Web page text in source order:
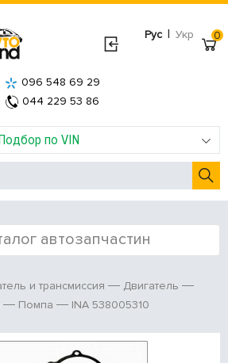
Рус | Укр
по VIN
096 548 69 29
044 229 53 86
0
автозапчастин
и трансмиссия
Двигатель
Помпа INA 538005310